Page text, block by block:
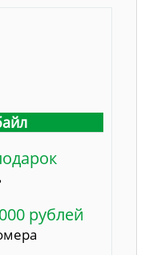
рублей